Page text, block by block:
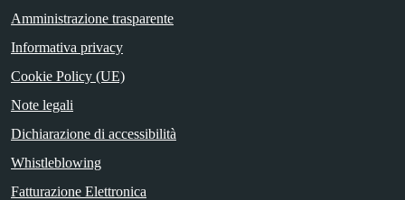
Amministrazione trasparente
Informativa privacy
Cookie Policy (UE)
Note legali
Dichiarazione di accessibilità
Whistleblowing
Fatturazione Elettronica